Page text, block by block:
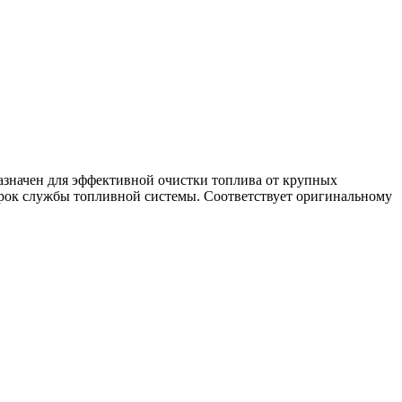
для эффективной очистки топлива от крупных
службы топливной системы. Соответствует оригинальному